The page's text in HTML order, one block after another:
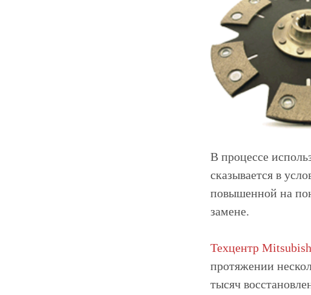
В процессе
сказывается в
повышенной на
замене.
Техцентр
протяжении
тысяч